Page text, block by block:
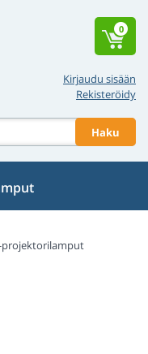
Kirjaudu sisään
Rekisteröidy
Haku
0
projektorilamput